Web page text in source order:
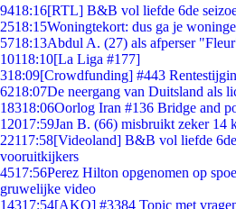
9418:16[RTL] B&B vol liefde 6de
2518:15Woningtekort: dus ga je
5718:13Abdul A. (27) als afperser
10118:10[La Liga #177]
318:09[Crowdfunding] #443
6218:07De neergang van Duitsland als
18318:06Oorlog Iran #136 Bridge and
12017:59Jan B. (66) misbruikt zeker 14
22117:58[Videoland] B&B vol liefde
vooruitkijkers
4517:56Perez Hilton opgenomen op
gruwelijke video
14317:54[AKQ] #3384 Topic met